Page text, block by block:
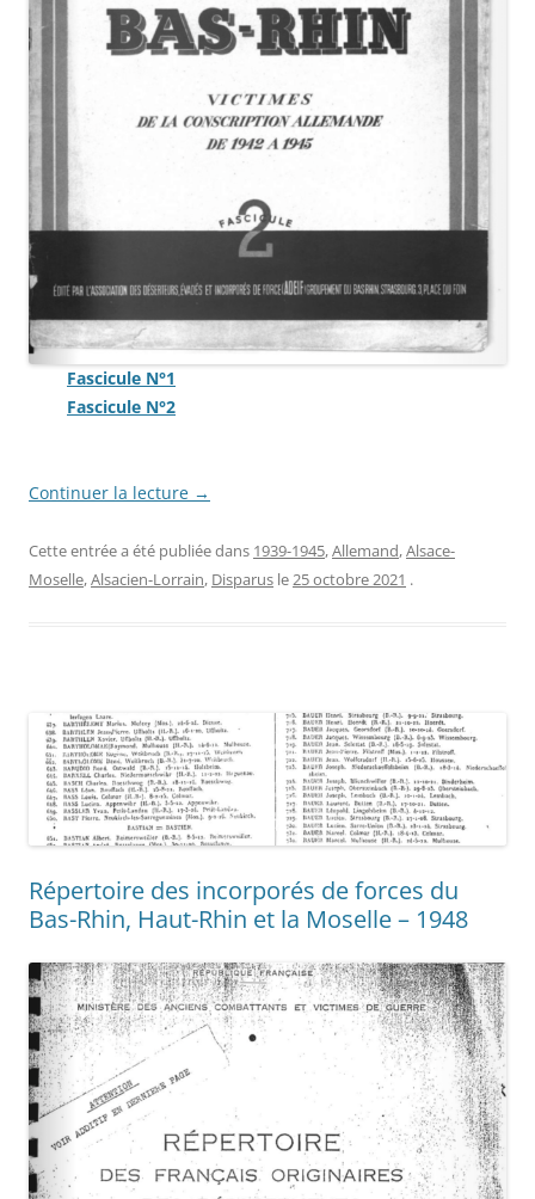
Fascicule N°1
Fascicule N°2
Continuer la lecture →
Cette entrée a été publiée dans 1939-1945,Allemand,Alsace-
Moselle,Alsacien-Lorrain, Disparus le25 octobre 2021 .
Répertoire des incorporés de forces du
Bas-Rhin, Haut-Rhin et la Moselle – 1948